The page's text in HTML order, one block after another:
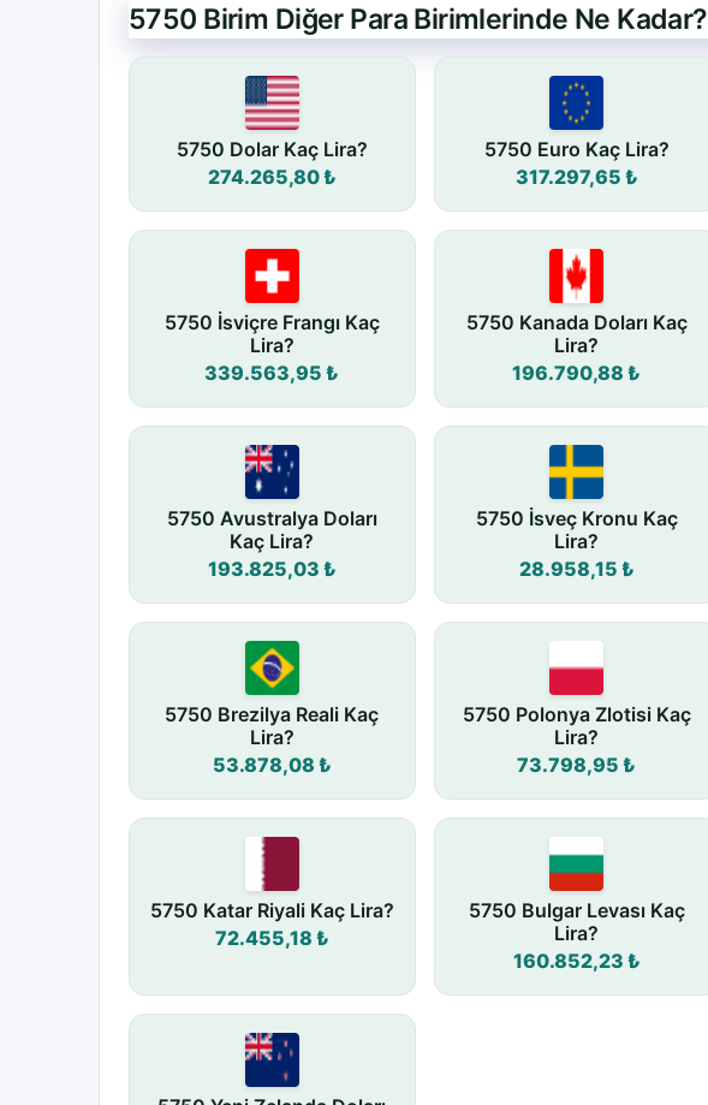
5750 Birim Diğer Para Birimlerinde Ne Kadar?
5750 Dolar Kaç Lira?
274.265,80 ₺
5750 Euro Kaç Lira?
317.297,65 ₺
5750 İsviçre Frangı Kaç
Lira?
339.563,95 ₺
5750 Kanada Doları Kaç
Lira?
196.790,88 ₺
5750 Avustralya Doları
Kaç Lira?
193.825,03 ₺
5750 İsveç Kronu Kaç
Lira?
28.958,15 ₺
5750 Brezilya Reali Kaç
Lira?
53.878,08 ₺
5750 Polonya Zlotisi Kaç
Lira?
73.798,95 ₺
5750 Katar Riyali Kaç Lira?
72.455,18 ₺
5750 Bulgar Levası Kaç
Lira?
160.852,23 ₺